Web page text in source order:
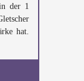
der 1
hat.